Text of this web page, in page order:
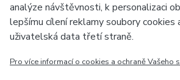
Evropská unie
analýze návštěvnosti, k personalizaci
lepšímu cílení reklamy soubory cookies
uživatelská data třetí straně.
Pro více informací o cookies a ochraně Vašeho